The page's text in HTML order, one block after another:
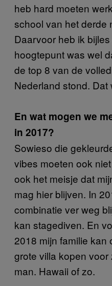
heb hard moeten
school van het derde
Daarvoor heb ik
hoogtepunt was wel
de top 8 van de
Nederland stond.
En wat mogen we
in 2017?
Sowieso die
vibes moeten ook
ook het meisje dat
mag hier blijven. In
combinatie ver weg
kan stagediven. En
2018 mijn familie kan
grote villa kopen
man. Hawaii of zo.